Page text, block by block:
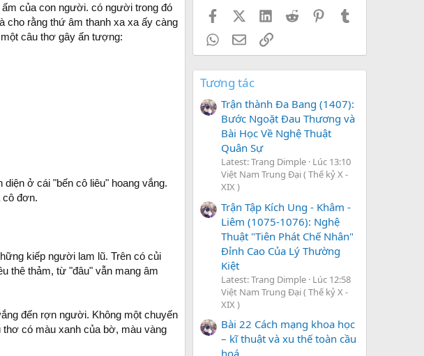
của con người. có người trong đó
cho rằng thứ âm thanh xa xa ấy càng
câu thơ gây ấn tượng:
ở cái "bến cô liêu" hoang vắng.
cô đơn.
kiếp người lam lũ. Trên có củi
thê thảm, từ "đâu" vẫn mang âm
đến rợn người. Không một chuyến
có màu xanh của bờ, màu vàng
FacebookX (Twitter)
LinkedIn
Reddit Pinterest
WhatsApp
EmailLink
Tương tác
Trận thành Đa Bang (1407):
Bước Ngoặt Đau Thương và
Bài Học Về Nghệ Thuật
Quân Sự
Latest: Trang Dimple Lúc 13:10
Việt Nam Trung Đại ( Thế kỷ X -
XIX )
Trận Tập Kích Ung - Khâm -
Liêm (1075-1076): Nghệ
Thuật "Tiên Phát Chế Nhân"
Đỉnh Cao Của Lý Thường
Kiệt
Latest: Trang Dimple Lúc 12:58
Việt Nam Trung Đại ( Thế kỷ X -
XIX )
Bài 22 Cách mạng khoa học
– kĩ thuật và xu thế toàn cầu
hoá